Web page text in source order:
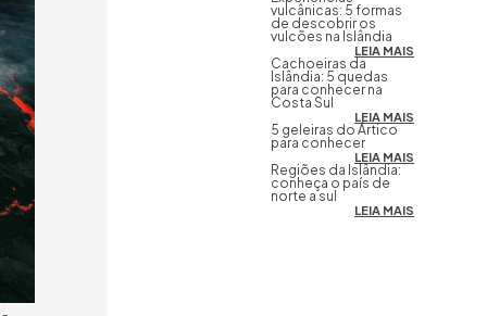
vulcânicas: 5 formas
de descobrir os
vulcões na Islândia
LEIA MAIS
Cachoeiras da
Islândia: 5 quedas
para conhecer na
Costa Sul
LEIA MAIS
5 geleiras do Ártico
para conhecer
LEIA MAIS
Regiões da Islândia:
conheça o país de
norte a sul
LEIA MAIS